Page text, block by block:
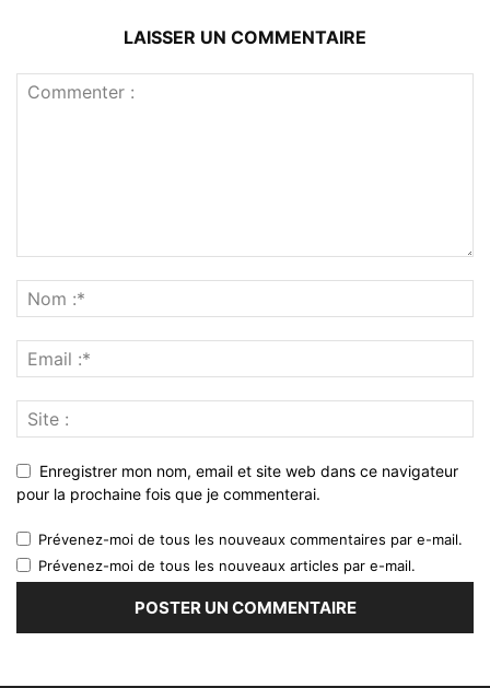
LAISSER UN COMMENTAIRE
Enregistrer mon nom, email et site web dans ce navigateur
pour la prochaine fois que je commenterai.
Prévenez-moi de tous les nouveaux commentaires par e-mail.
Prévenez-moi de tous les nouveaux articles par e-mail.